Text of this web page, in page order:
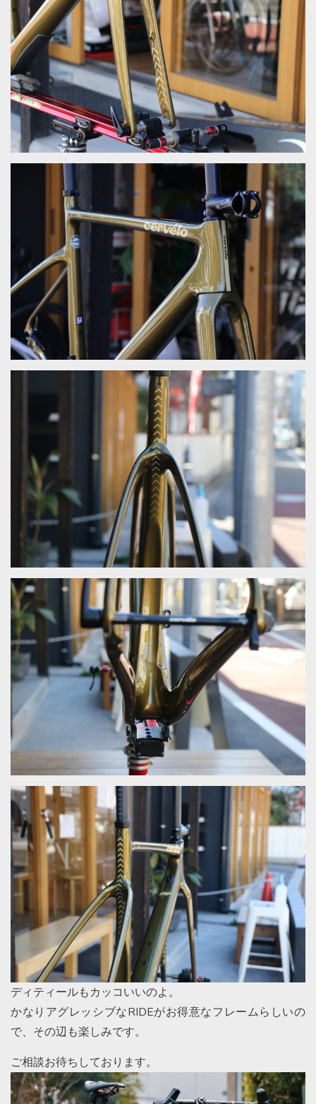
ディティールもカッコいいのよ。
かなりアグレッシブなRIDEがお得意なフレームらしいの
で、その辺も楽しみです。
ご相談お待ちしております。